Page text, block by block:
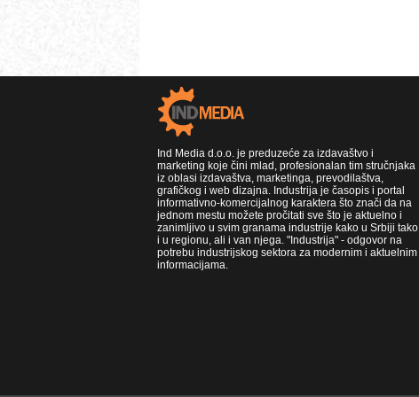
Ind Media d.o.o. je preduzeće za izdavaštvo i
marketing koje čini mlad, profesionalan tim stručnjaka
iz oblasi izdavaštva, marketinga, prevodilaštva,
grafičkog i web dizajna. Industrija je časopis i portal
informativno-komercijalnog karaktera što znači da na
jednom mestu možete pročitati sve što je aktuelno i
zanimljivo u svim granama industrije kako u Srbiji tako
i u regionu, ali i van njega. "Industrija" - odgovor na
potrebu industrijskog sektora za modernim i aktuelnim
informacijama.